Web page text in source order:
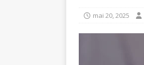
mai 20, 2025